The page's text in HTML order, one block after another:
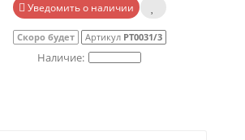
Уведомить о наличии
Скоро будет Артикул РТ0031/4